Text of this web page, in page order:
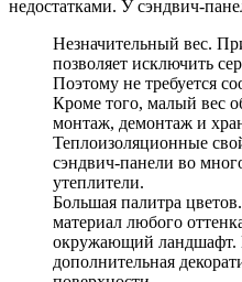
недостатками. У сэндвич-
Незначительный вес.
позволяет исключить
Поэтому не требуется
Кроме того, малый вес
монтаж, демонтаж и
Теплоизоляционные
сэндвич-панели во
утеплители.
Большая палитра
материал любого
окружающий ландшафт.
дополнительная